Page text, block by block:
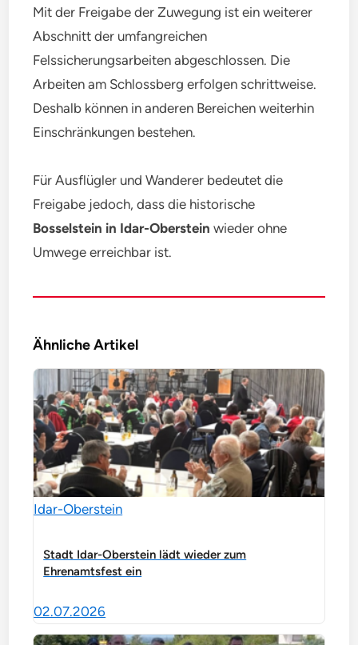
Mit der Freigabe der Zuwegung ist ein weiterer
Abschnitt der umfangreichen
Felssicherungsarbeiten abgeschlossen. Die
Arbeiten am Schlossberg erfolgen schrittweise.
Deshalb können in anderen Bereichen weiterhin
Einschränkungen bestehen.
Für Ausflügler und Wanderer bedeutet die
Freigabe jedoch, dass die historische
Bosselstein in Idar-Oberstein wieder ohne
Umwege erreichbar ist.
Ähnliche Artikel
Idar-Oberstein
Stadt Idar-Oberstein lädt wieder zum
Ehrenamtsfest ein
02.07.2026